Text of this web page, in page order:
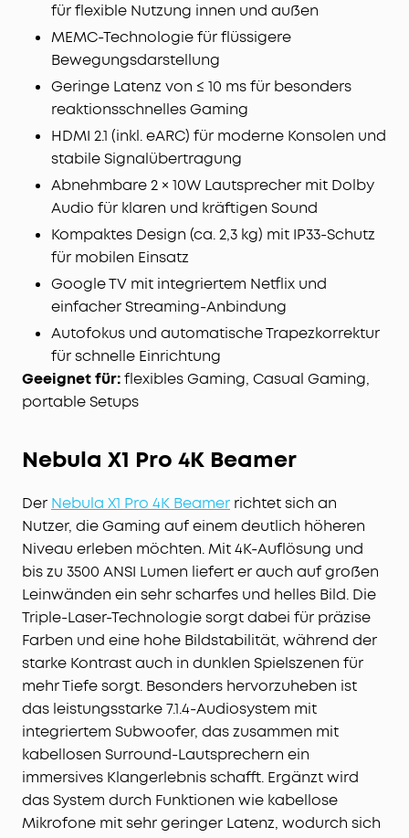
für flexible Nutzung innen und außen
MEMC-Technologie für flüssigere
Bewegungsdarstellung
Geringe Latenz von ≤ 10 ms für besonders
reaktionsschnelles Gaming
HDMI 2.1 (inkl. eARC) für moderne Konsolen und
stabile Signalübertragung
Abnehmbare 2 × 10W Lautsprecher mit Dolby
Audio für klaren und kräftigen Sound
Kompaktes Design (ca. 2,3 kg) mit IP33-Schutz
für mobilen Einsatz
Google TV mit integriertem Netflix und
einfacher Streaming-Anbindung
Autofokus und automatische Trapezkorrektur
für schnelle Einrichtung
Geeignet für:flexibles Gaming, Casual Gaming,
portable Setups
Nebula X1 Pro 4K Beamer
Der Nebula X1 Pro 4K Beamer richtet sich an
Nutzer, die Gaming auf einem deutlich höheren
Niveau erleben möchten. Mit 4K-Auflösung und
bis zu 3500 ANSI Lumen liefert er auch auf großen
Leinwänden ein sehr scharfes und helles Bild. Die
Triple-Laser-Technologie sorgt dabei für präzise
Farben und eine hohe Bildstabilität, während der
starke Kontrast auch in dunklen Spielszenen für
mehr Tiefe sorgt. Besonders hervorzuheben ist
das leistungsstarke 7.1.4-Audiosystem mit
integriertem Subwoofer, das zusammen mit
kabellosen Surround-Lautsprechern ein
immersives Klangerlebnis schafft. Ergänzt wird
das System durch Funktionen wie kabellose
Mikrofone mit sehr geringer Latenz, wodurch sich